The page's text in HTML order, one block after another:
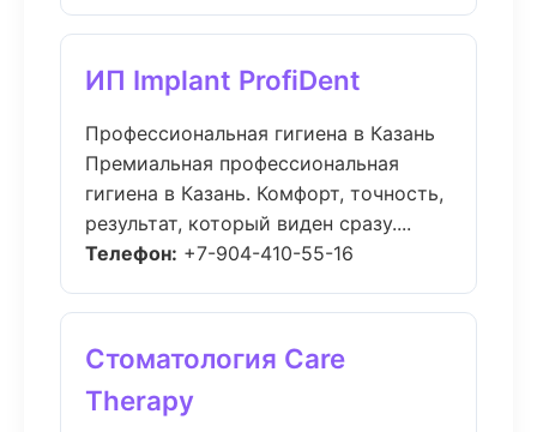
ИП Implant ProfiDent
Профессиональная гигиена в Казань
Премиальная профессиональная
гигиена в Казань. Комфорт, точность,
результат, который виден сразу....
Телефон: +7-904-410-55-16
Стоматология Care
Therapy